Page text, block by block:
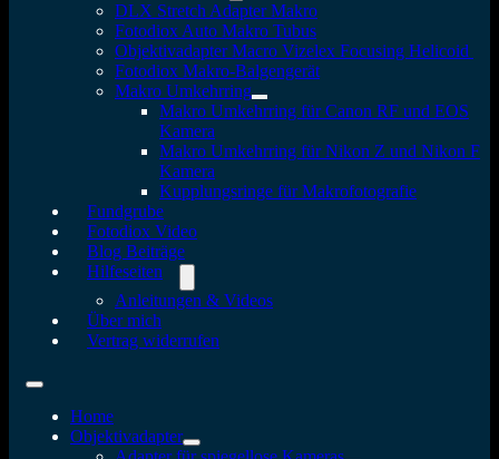
DLX Stretch Adapter Makro
Fotodiox Auto Makro Tubus
Objektivadapter Macro Vizelex Focusing Helicoid
Fotodiox Makro-Balgengerät
Makro Umkehrring
Makro Umkehrring für Canon RF und EOS
Kamera
Makro Umkehrring für Nikon Z und Nikon F
Kamera
Kupplungsringe für Makrofotografie
Fundgrube
Fotodiox Video
Blog Beiträge
Hilfeseiten
Anleitungen & Videos
Über mich
Vertrag widerrufen
Home
Objektivadapter